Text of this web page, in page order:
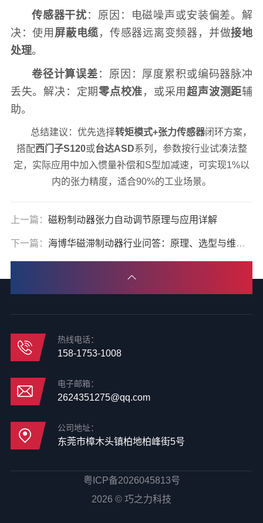
传感器干扰 ：原因：电磁噪声或安装偏差。解
决：使用 屏蔽电缆 ，传感器远离变频器，并做接地
处理。
卷径计算误差 ：原因：厚度累积或编码器脉冲
丢失。解决：定期零点校准 ，或采用 超声波测距辅
助。
总结建议：优先选择转矩模式+张力传感器闭环方案，
搭配西门子S120或台达ASD系列，参数按行业试凑法整
定，实际应用中加入惯量补偿和S型加减速，可实现1%以
内的张力精度，适合90%的工业场景。
上一篇： 磁粉制动器张力自动调节原理与应用详解
下一篇： 海博华磁滞制动器行业问答：原理、选型与维护全解析
热线电话：
158-1753-1008
电子邮箱：
2624351275@qq.com
公司地址：
东莞市樟木头镇柏地柏峰街5号
粤ICP备2026045813号
2026 © 巧之力科技